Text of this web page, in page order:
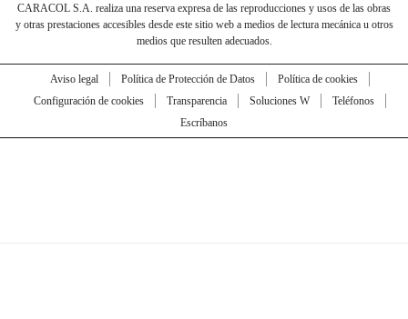
CARACOL S.A. realiza una reserva expresa de las reproducciones y usos de las obras
y otras prestaciones accesibles desde este sitio web a medios de lectura mecánica u otros
medios que resulten adecuados.
Aviso legal Política de Protección de Datos
Política de cookies
Configuración de cookies
Transparencia Soluciones W
Teléfonos
Escríbanos